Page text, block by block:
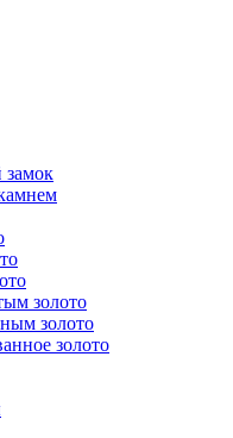
замок
золото
золото
золото